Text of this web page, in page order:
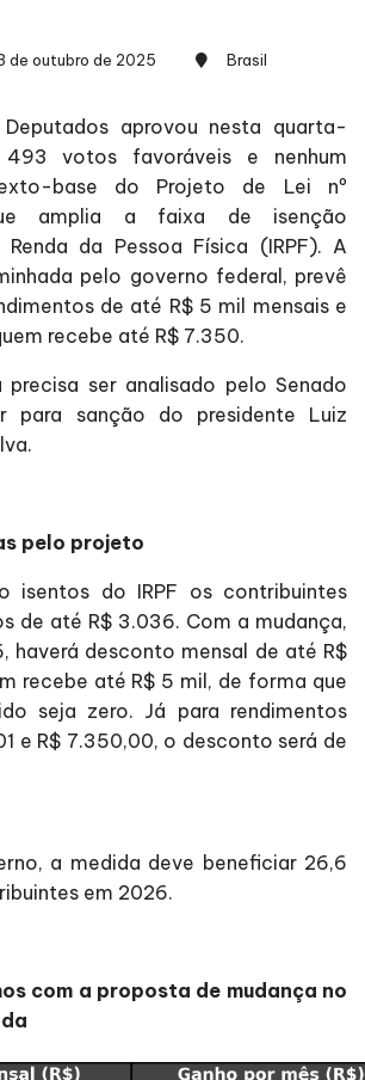
de outubro de 2025
Brasil
aprovou nesta quarta-
votos favoráveis e nenhum
base do Projeto de Lei nº
amplia a faixa de isenção
da Pessoa Física (IRPF). A
pelo governo federal, prevê
de até R$ 5 mil mensais e
recebe até R$ 7.350.
ser analisado pelo Senado
para sanção do presidente Luiz
pelo projeto
isentos do IRPF os contribuintes
de até R$ 3.036. Com a mudança,
haverá desconto mensal de até R$
recebe até R$ 5 mil, de forma que
seja zero. Já para rendimentos
e R$ 7.350,00, o desconto será de
a medida deve beneficiar 26,6
em 2026.
com a proposta de mudança no